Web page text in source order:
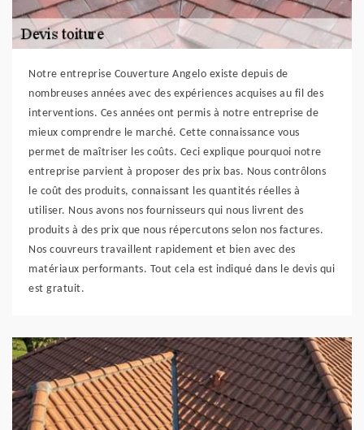
Notre entreprise Couverture Angelo existe depuis de
nombreuses années avec des expériences acquises au fil des
interventions. Ces années ont permis à notre entreprise de
mieux comprendre le marché. Cette connaissance vous
permet de maîtriser les coûts. Ceci explique pourquoi notre
entreprise parvient à proposer des prix bas. Nous contrôlons
le coût des produits, connaissant les quantités réelles à
utiliser. Nous avons nos fournisseurs qui nous livrent des
produits à des prix que nous répercutons selon nos factures.
Nos couvreurs travaillent rapidement et bien avec des
matériaux performants. Tout cela est indiqué dans le devis qui
est gratuit.